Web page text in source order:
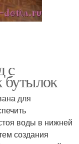
с
для
воды в нижней
создания